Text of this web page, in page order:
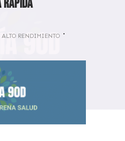
rápida
RENDIMIENTO